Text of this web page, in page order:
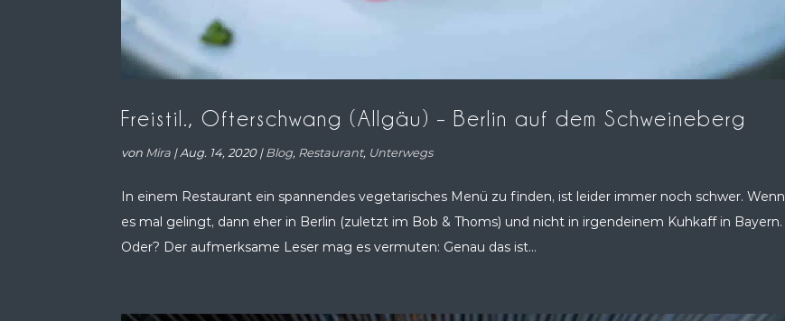
Freistil., Ofterschwang (Allgäu) – Berlin auf dem Schweineberg
von Mira |Aug. 14, 2020|Blog, Restaurant, Unterwegs
In einem Restaurant ein spannendes vegetarisches Menü zu finden, ist leider immer noch schwer. Wenn
es mal gelingt, dann eher in Berlin (zuletzt im Bob & Thoms) und nicht in irgendeinem Kuhkaff in Bayern.
Oder? Der aufmerksame Leser mag es vermuten: Genau das ist...